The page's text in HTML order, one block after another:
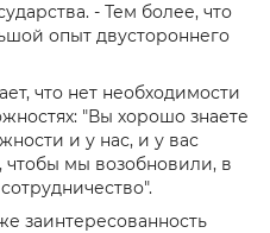
- Тем более, что
опыт двустороннего
что нет необходимости
"Вы хорошо знаете
и у нас, и у вас
чтобы мы возобновили, в
заинтересованность